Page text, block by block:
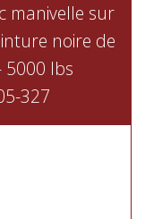
manivelle sur
noire de
5000 lbs
327